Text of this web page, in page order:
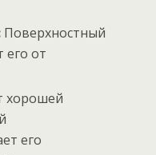
Поверхностный
от
хорошей
его